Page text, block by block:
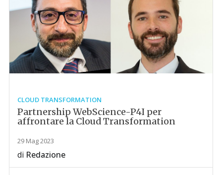
CLOUD TRANSFORMATION
Partnership WebScience-P4I per
affrontare la Cloud Transformation
29 Mag 2023
di Redazione